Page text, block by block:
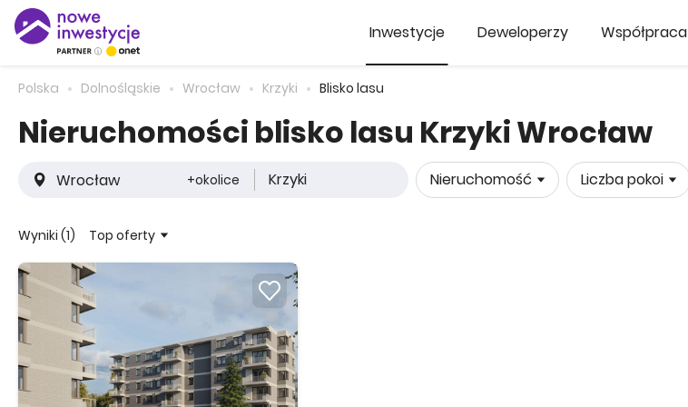
Inwestycje Deweloperzy Współpraca
Polska Dolnośląskie Wrocław Krzyki Blisko lasu
Nieruchomości blisko lasu Krzyki Wrocław
+okolice Krzyki Nieruchomość Liczba pokoi
Wyniki (1) Top oferty